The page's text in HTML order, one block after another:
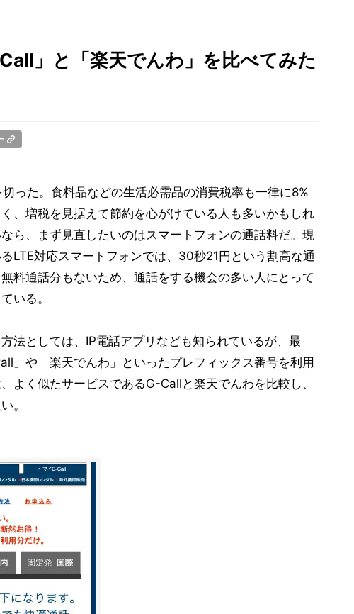
」と「楽天でんわ」を比べてみた
った。食料品などの生活必需品の消費税率も一律に8%
、増税を見据えて節約を心がけている人も多いかもしれ
ら、まず見直したいのはスマートフォンの通話料だ。現
LTE対応スマートフォンでは、30秒21円という割高な通
料通話分もないため、通話をする機会の多い人にとって
いる。
法としては、IP電話アプリなども知られているが、最
」や「楽天でんわ」といったプレフィックス番号を利用
よく似たサービスであるG-Callと楽天でんわを比較し、
。